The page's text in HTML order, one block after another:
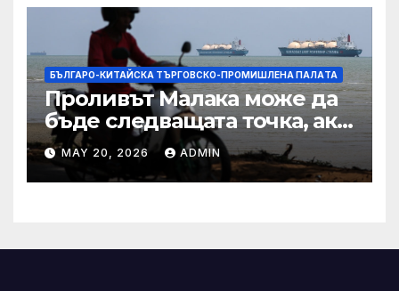
БЪЛГАРО-КИТАЙСКА ТЪРГОВСКО-ПРОМИШЛЕНА ПАЛAТА
Проливът Малака може да
бъде следващата точка, ако
Азия не внимава
MAY 20, 2026 ADMIN